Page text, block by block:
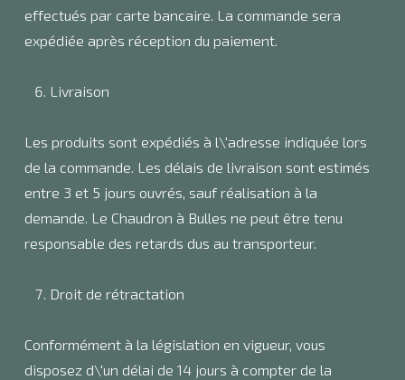
effectués par carte bancaire. La commande sera
expédiée après réception du paiement.
Livraison
Les produits sont expédiés à l\'adresse indiquée lors
de la commande. Les délais de livraison sont estimés
entre 3 et 5 jours ouvrés, sauf réalisation à la
demande. Le Chaudron à Bulles ne peut être tenu
responsable des retards dus au transporteur.
Droit de rétractation
Conformément à la législation en vigueur, vous
disposez d\'un délai de 14 jours à compter de la